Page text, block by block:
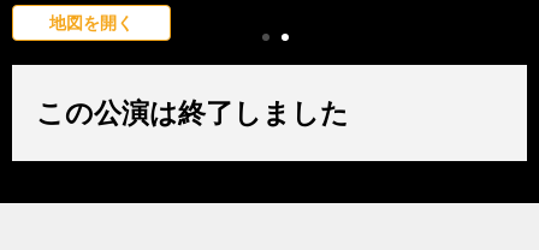
地図を開く
この公演は終了しました